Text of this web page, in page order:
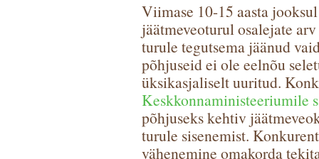
Viimase 10-15 aasta
jäätmeveoturul osalejate
turule tegutsema jäänud
põhjuseid ei ole eelnõu
üksikasjaliselt uuritud.
Keskkonnaministeeriumile
põhjuseks kehtiv
turule sisenemist.
vähenemine omakorda